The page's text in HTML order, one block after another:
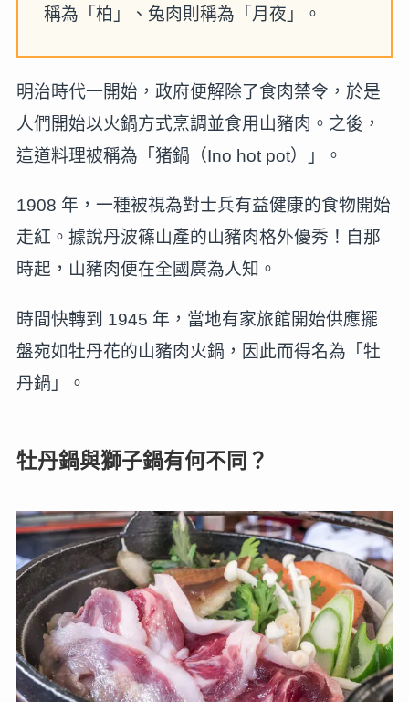
稱為「柏」、兔肉則稱為「月夜」。
明治時代一開始，政府便解除了食肉禁令，於是
人們開始以火鍋方式烹調並食用山豬肉。之後，
這道料理被稱為「猪鍋（Ino hot pot）」。
1908 年，一種被視為對士兵有益健康的食物開始
走紅。據說丹波篠山產的山豬肉格外優秀！自那
時起，山豬肉便在全國廣為人知。
時間快轉到 1945 年，當地有家旅館開始供應擺
盤宛如牡丹花的山豬肉火鍋，因此而得名為「牡
丹鍋」。
牡丹鍋與獅子鍋有何不同？